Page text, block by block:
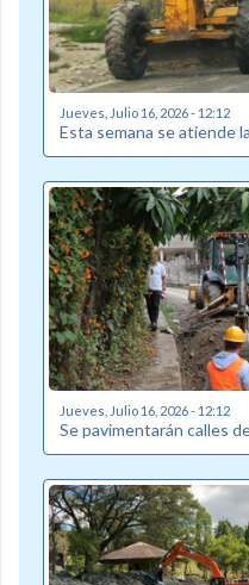
Jueves, Julio 16, 2026 - 12:12
Esta semana se atiende
Jueves, Julio 16, 2026 - 12:12
Se pavimentarán calles